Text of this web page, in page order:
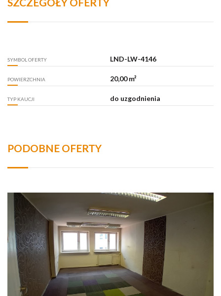
SYMBOL OFERTY LND-LW-4146
POWIERZCHNIA 20,00 m²
TYP KAUCJI do uzgodnienia
PODOBNE OFERTY